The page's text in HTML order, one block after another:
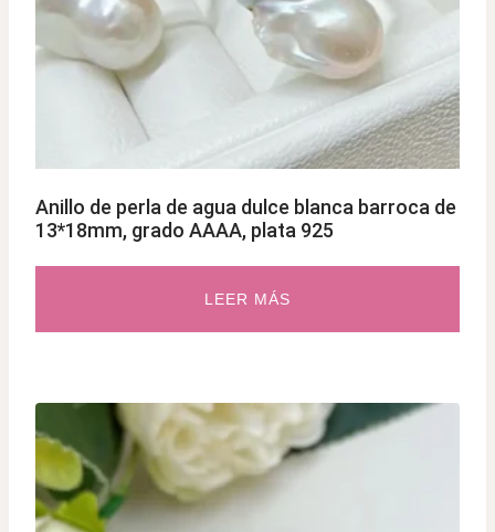
Anillo de perla de agua dulce blanca barroca de
13*18mm, grado AAAA, plata 925
LEER MÁS